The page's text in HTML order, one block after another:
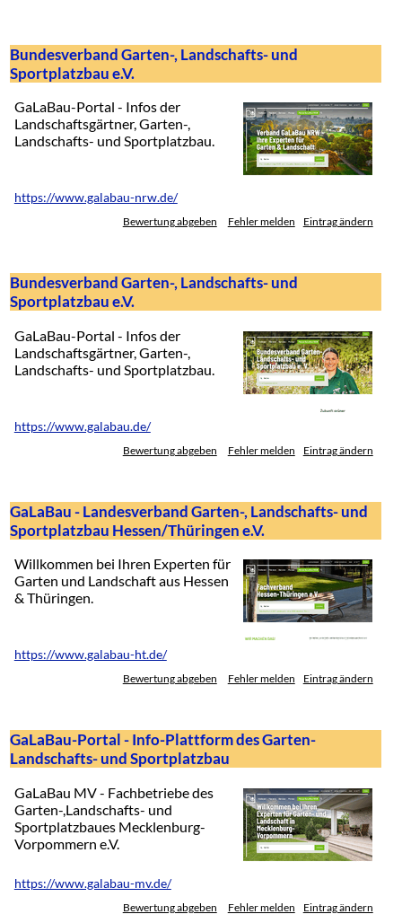
Bundesverband Garten-, Landschafts- und
Sportplatzbau e.V.
GaLaBau-Portal - Infos der
Landschaftsgärtner, Garten-,
Landschafts- und Sportplatzbau.
https://www.galabau-nrw.de/
Bewertung abgeben Fehler melden Eintrag ändern
Bundesverband Garten-, Landschafts- und
Sportplatzbau e.V.
GaLaBau-Portal - Infos der
Landschaftsgärtner, Garten-,
Landschafts- und Sportplatzbau.
https://www.galabau.de/
Bewertung abgeben Fehler melden Eintrag ändern
GaLaBau - Landesverband Garten-, Landschafts- und
Sportplatzbau Hessen/Thüringen e.V.
Willkommen bei Ihren Experten für
Garten und Landschaft aus Hessen
& Thüringen.
https://www.galabau-ht.de/
Bewertung abgeben Fehler melden Eintrag ändern
GaLaBau-Portal - Info-Plattform des Garten-
Landschafts- und Sportplatzbau
GaLaBau MV - Fachbetriebe des
Garten-,Landschafts- und
Sportplatzbaues Mecklenburg-
Vorpommern e.V.
https://www.galabau-mv.de/
Bewertung abgeben Fehler melden Eintrag ändern